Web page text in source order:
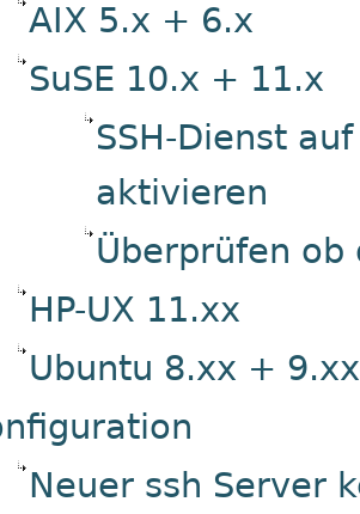
AIX 5.x + 6.x
SuSE 10.x + 11.x
SSH-Dienst
aktivieren
Überprüfen ob
HP-UX 11.xx
Ubuntu 8.xx + 9.xx
Neuer ssh Server